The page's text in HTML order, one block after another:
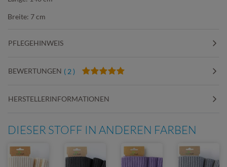
Breite: 7 cm
PFLEGEHINWEIS
BEWERTUNGEN ( 2 )
HERSTELLERINFORMATIONEN
DIESER STOFF IN ANDEREN FARBEN